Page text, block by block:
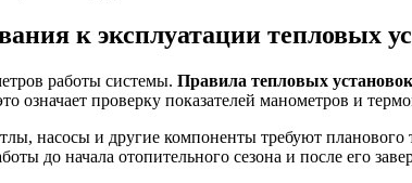
к эксплуатации тепловых
работы системы. Правила тепловых
означает проверку показателей манометров и
насосы и другие компоненты требуют планового
до начала отопительного сезона и после его